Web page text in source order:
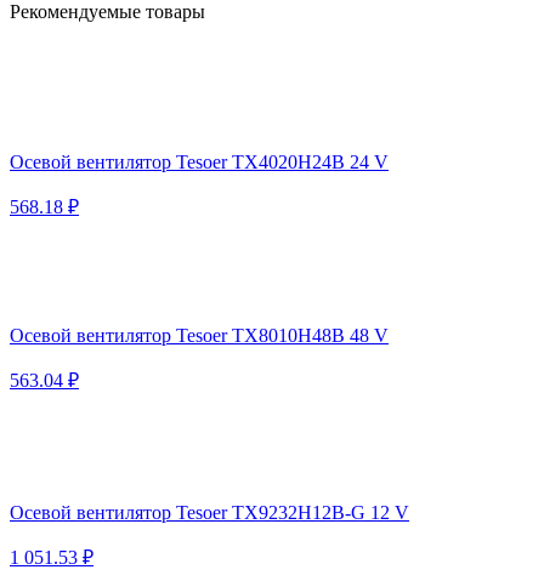
Рекомендуемые товары
Осевой вентилятор Tesoer TX4020H24B 24 V
568.18 ₽
Осевой вентилятор Tesoer TX8010H48B 48 V
563.04 ₽
Осевой вентилятор Tesoer TX9232H12B-G 12 V
1 051.53 ₽